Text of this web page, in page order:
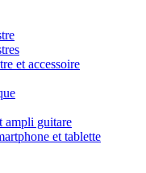
et accessoire
ampli guitare
et tablette